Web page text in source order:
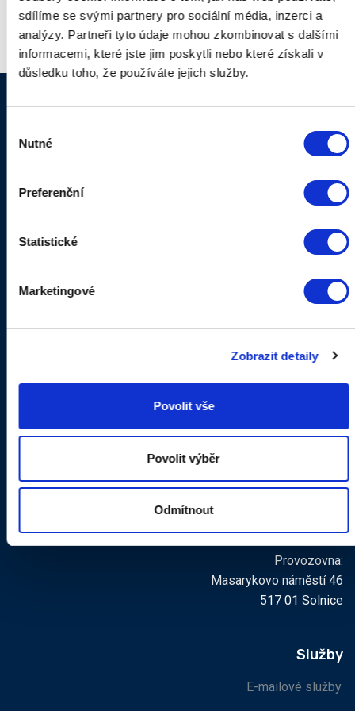
sdílíme se svými partnery pro sociální média, inzerci a
analýzy. Partneři tyto údaje mohou zkombinovat s dalšími
informacemi, které jste jim poskytli nebo které získali v
důsledku toho, že používáte jejich služby.
souhlasu
Nutné
Preferenční
Statistické
Marketingové
Zobrazit detaily
Povolit vše
Povolit výběr
Odmítnout
s maximální stabilitou a minimem aktivních prvků v cestě.
To je výkon, který stojí za to zažít.
kamery.ttnet.cz
Previous Next
TTNET s.r.o.
561 64 Jablonné nad Orlicí
Provozovna:
Masarykovo náměstí 46
517 01 Solnice
Služby
E-mailové služby